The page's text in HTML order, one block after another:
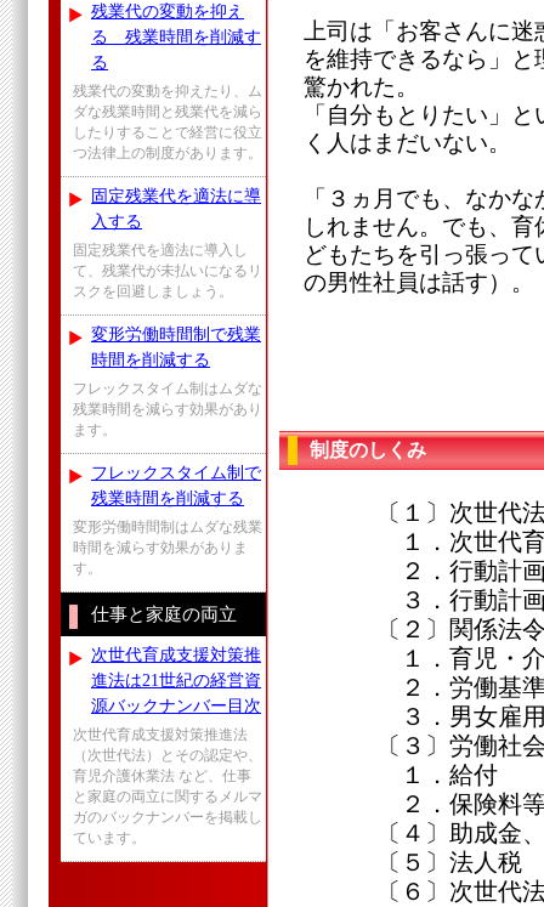
上司は「お客さんに
を維持できるなら」
驚かれた。
「自分もとりたい」
く人はまだいない。
「３ヵ月でも、なか
しれません。でも、
どもたちを引っ張っ
の男性社員は話す）。
制度のしくみ
〔１〕次世代法
１．次世代育成
２．行動計画
３．行動計画
〔２〕関係法
１．育児・介
２．労働基準
３．男女雇用機
〔３〕労働社会
１．給付
２．保険料
〔４〕助成金、
〔５〕法人税
〔６〕次世代法
残業代の変動を抑え
る 残業時間を削減す
る
残業代の変動を抑えたり、ム
ダな残業時間と残業代を減ら
したりすることで経営に役立
つ法律上の制度があります。
固定残業代を適法に導
入する
固定残業代を適法に導入し
て、残業代が未払いになるリ
スクを回避しましょう。
変形労働時間制で残業
時間を削減する
フレックスタイム制はムダな
残業時間を減らす効果があり
ます。
フレックスタイム制で
残業時間を削減する
変形労働時間制はムダな残業
時間を減らす効果がありま
す。
仕事と家庭の両立
次世代育成支援対策推
進法は21世紀の経営資
源バックナンバー目次
次世代育成支援対策推進法
（次世代法）とその認定や、
育児介護休業法 など、仕事
と家庭の両立に関するメルマ
ガのバックナンバーを掲載し
ています。